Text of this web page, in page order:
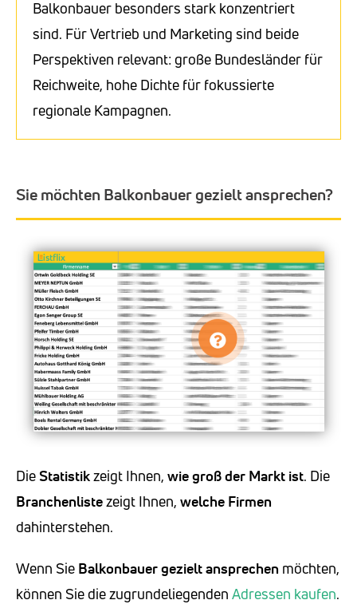
Balkonbauer besonders stark konzentriert
sind. Für Vertrieb und Marketing sind beide
Perspektiven relevant: große Bundesländer für
Reichweite, hohe Dichte für fokussierte
regionale Kampagnen.
Sie möchten Balkonbauer gezielt ansprechen?
DieStatistikzeigt Ihnen, wie groß der Markt ist. Die
Branchenlistezeigt Ihnen, welche Firmen
dahinterstehen.
Wenn Sie Balkonbauergezielt ansprechen möchten,
können Sie die zugrundeliegenden Adressen kaufen.